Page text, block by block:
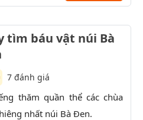
tìm báu vật núi Bà
7 đánh giá
thăm quần thể các chùa
nhất núi Bà Đen.